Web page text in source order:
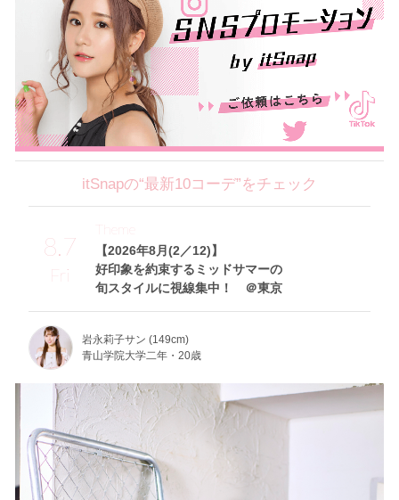
itSnapの“最新10コーデ”をチェック
8.7
Fri
【2026年8月(2／12)】
好印象を約束するミッドサマーの
旬スタイルに視線集中！ ＠東京
Theme
岩永莉子サン (149cm)
青山学院大学二年・20歳